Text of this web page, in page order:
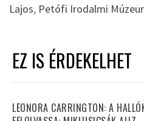
Lajos, Petófi Irodalmi
EZ IS ÉRDEKELHET
LEONORA CARRINGTON: A